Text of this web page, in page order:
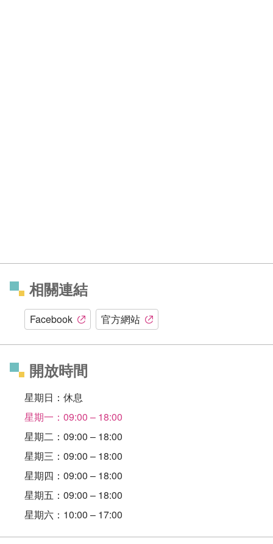
相關連結
Facebook 官方網站
開放時間
星期日：休息
星期一：09:00 – 18:00
星期二：09:00 – 18:00
星期三：09:00 – 18:00
星期四：09:00 – 18:00
星期五：09:00 – 18:00
星期六：10:00 – 17:00